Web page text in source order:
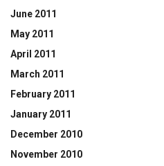
June 2011
May 2011
April 2011
March 2011
February 2011
January 2011
December 2010
November 2010